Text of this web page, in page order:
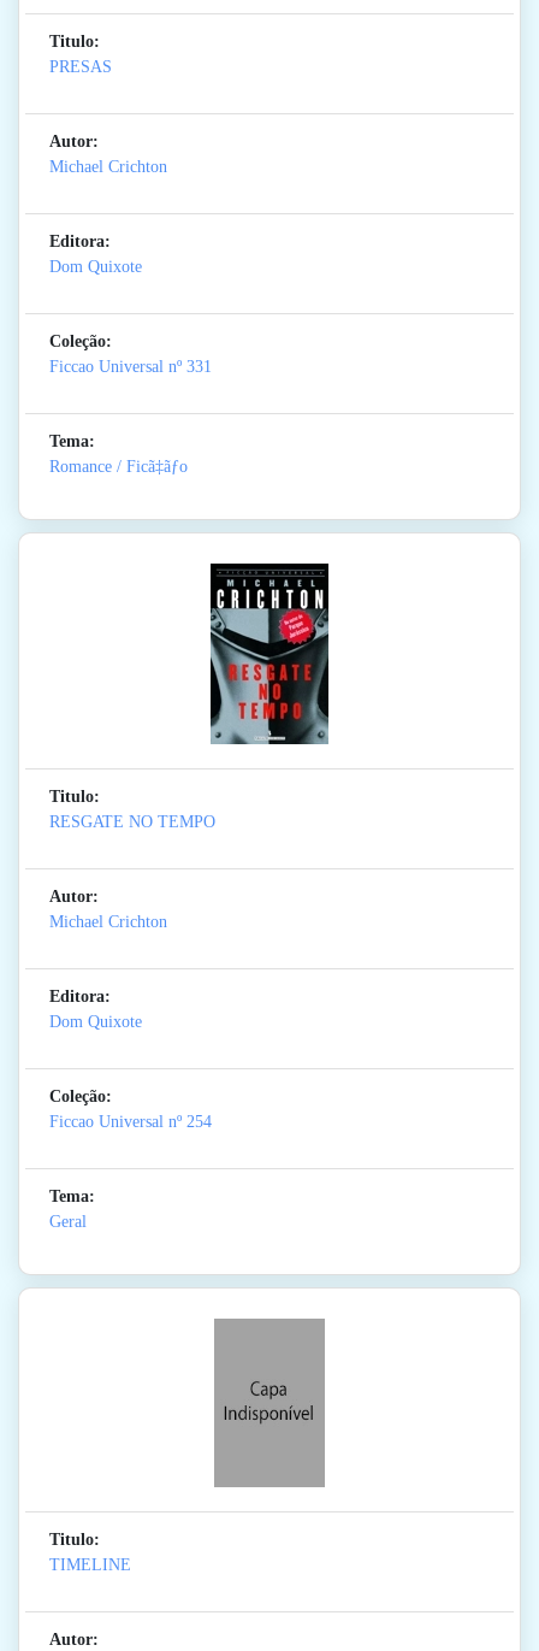
Titulo:
PRESAS
Autor:
Michael Crichton
Editora:
Dom Quixote
Coleção:
Ficcao Universal nº 331
Tema:
Romance / Ficã‡ãƒo
Titulo:
RESGATE NO TEMPO
Autor:
Michael Crichton
Editora:
Dom Quixote
Coleção:
Ficcao Universal nº 254
Tema:
Geral
Titulo:
TIMELINE
Autor: